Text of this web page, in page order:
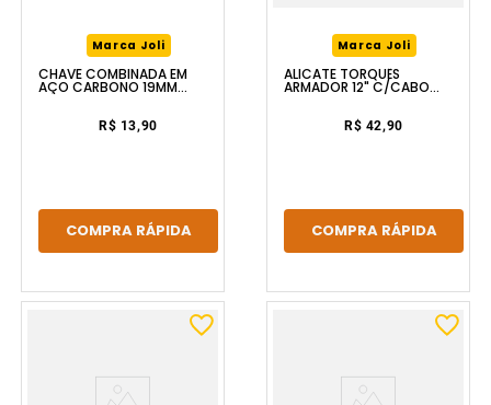
Marca Joli
CHAVE COMBINADA EM
AÇO CARBONO 19MM
FERRAPLUS
R$ 13,90
COMPRA RÁPIDA
Marca Joli
ALICATE TORQUÊS
ARMADOR 12" C/CABO
EMBORRACHADO
R$ 42,90
COMPRA RÁPIDA